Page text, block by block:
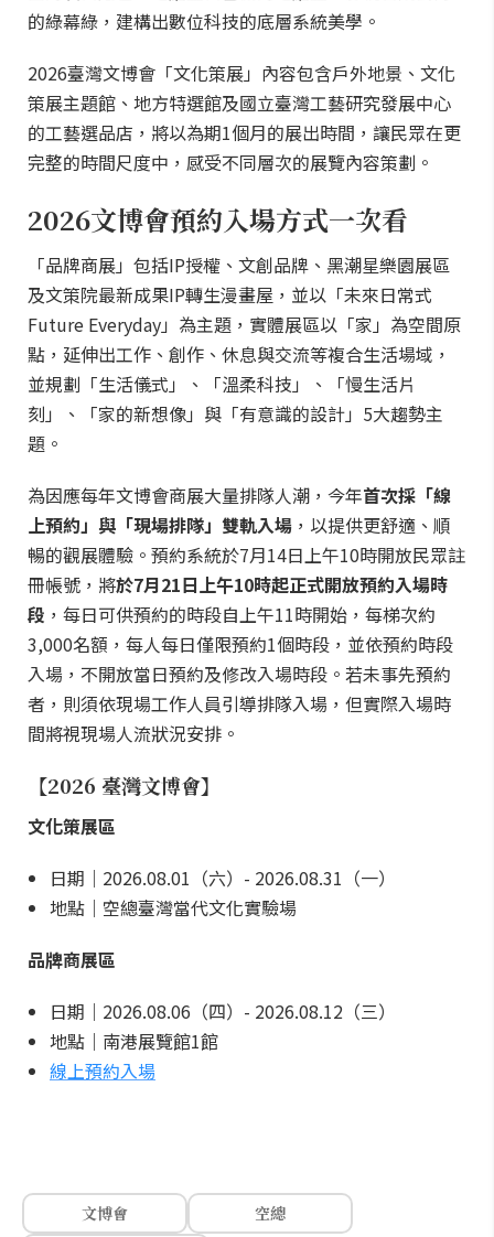
的綠幕綠，建構出數位科技的底層系統美學。
2026臺灣文博會「文化策展」內容包含戶外地景、文化
策展主題館、地方特選館及國立臺灣工藝研究發展中心
的工藝選品店，將以為期1個月的展出時間，讓民眾在更
完整的時間尺度中，感受不同層次的展覽內容策劃。
2026文博會預約入場方式一次看
「品牌商展」包括IP授權、文創品牌、黑潮星樂園展區
及文策院最新成果IP轉生漫畫屋，並以「未來日常式
Future Everyday」為主題，實體展區以「家」為空間原
點，延伸出工作、創作、休息與交流等複合生活場域，
並規劃「生活儀式」、「溫柔科技」、「慢生活片
刻」、「家的新想像」與「有意識的設計」5大趨勢主
題。
為因應每年文博會商展大量排隊人潮，今年首次採「線
上預約」與「現場排隊」雙軌入場 ，以提供更舒適、順
暢的觀展體驗。預約系統於7月14日上午10時開放民眾註
冊帳號，將於7月21日上午10時起正式開放預約入場時
段 ，每日可供預約的時段自上午11時開始，每梯次約
3,000名額，每人每日僅限預約1個時段，並依預約時段
入場，不開放當日預約及修改入場時段。若未事先預約
者，則須依現場工作人員引導排隊入場，但實際入場時
間將視現場人流狀況安排。
【2026 臺灣文博會】
文化策展區
日期｜2026.08.01（六）- 2026.08.31（一）
地點｜空總臺灣當代文化實驗場
品牌商展區
日期｜2026.08.06（四）- 2026.08.12（三）
地點｜南港展覽館1館
線上預約入場
文博會
空總